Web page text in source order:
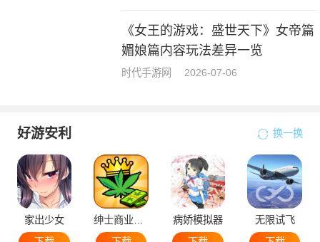
《女王的游戏：盛世天下》女帝篇
媚娘篇内容玩法差异一览
时代手游网 2026-07-06
好游安利 换一换
家出少女
病娇模拟器
无限试飞